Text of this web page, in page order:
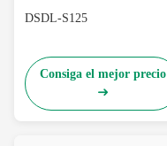
DSDL-S125
Consiga el mejor precio